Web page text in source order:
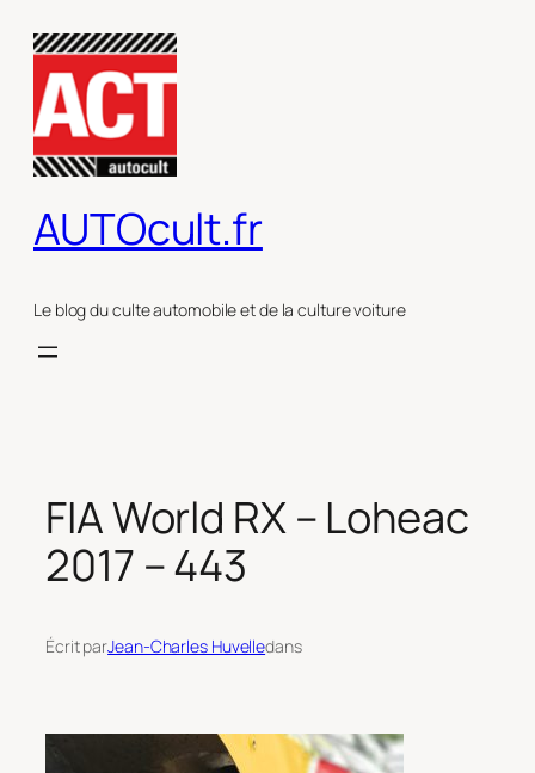
contenu
AUTOcult.fr
Le blog du culte automobile et de la culture voiture
FIA World RX – Loheac
2017 – 443
Écrit parJean-Charles Huvelledans